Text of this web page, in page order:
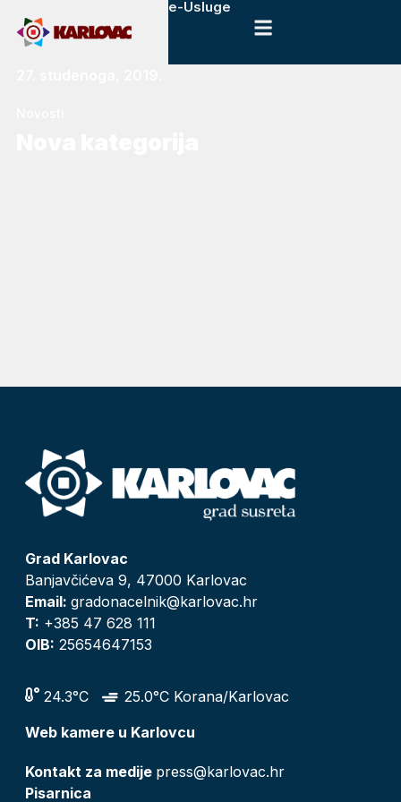
e-Usluge
Grad Karlovac
Banjavčićeva 9, 47000 Karlovac
Email: gradonacelnik@karlovac.hr
T: +385 47 628 111
OIB: 25654647153
24.3°C
25.0°C Korana/Karlovac
Web kamere u Karlovcu
Kontakt za medije press@karlovac.hr
Pisarnica